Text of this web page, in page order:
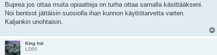
Buprea jos ottaa muita opiaatteja on turha ottaa samalla käsittääkseni.
Noi bentsot jättäisin suosiolla ihan kunnon käyttötarvetta varten.
Kaljankin unohtaisin.
King Ink
LD50